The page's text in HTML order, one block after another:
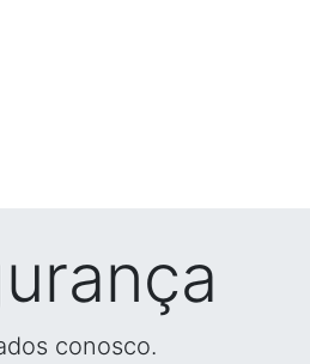
conosco.